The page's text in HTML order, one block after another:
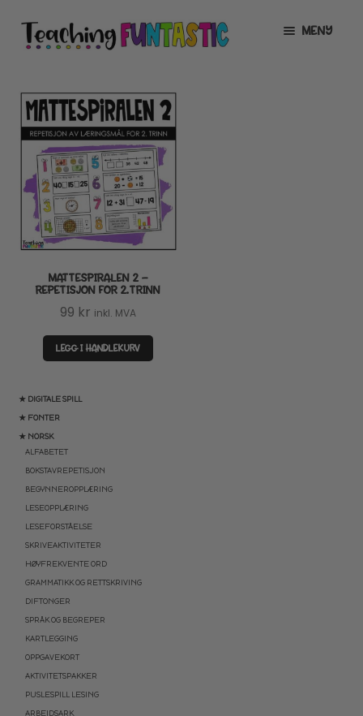
Hopp
til
Hopp
til
MENY
MIN KONTO
GRATIS
BUTIKK
LISENSER
TIPSHJØRNET
★ DIGITALE SPILL
★ FONTER
★ NORSK
ALFABETET
BOKSTAVREPETISJON
BEGYNNEROPPLÆRING
LESEOPPLÆRING
LESEFORSTÅELSE
SKRIVEAKTIVITETER
HØYFREKVENTE ORD
GRAMMATIKK OG RETTSKRIVING
DIFTONGER
SPRÅK OG BEGREPER
KARTLEGGING
OPPGAVEKORT
AKTIVITETSPAKKER
PUSLESPILL LESING
ARBEIDSARK
MATTESPIRALEN 2 –
REPETISJON FOR 2.TRINN
99 kr inkl. MVA
LEGG I HANDLEKURV